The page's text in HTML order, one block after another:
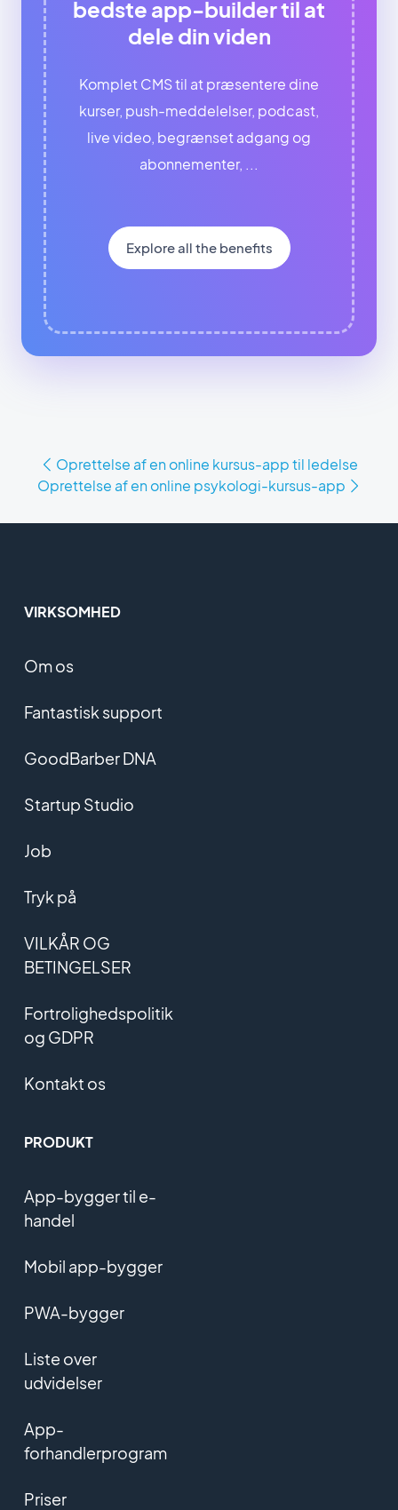
bedste app-builder til at
dele din viden
Komplet CMS til at præsentere dine
kurser, push-meddelelser, podcast,
live video, begrænset adgang og
abonnementer, ...
Explore all the benefits
Oprettelse af en online kursus-app til ledelse
Oprettelse af en online psykologi-kursus-app
VIRKSOMHED
Om os
Fantastisk support
GoodBarber DNA
Startup Studio
Job
Tryk på
VILKÅR OG
BETINGELSER
Fortrolighedspolitik
og GDPR
Kontakt os
PRODUKT
App-bygger til e-
handel
Mobil app-bygger
PWA-bygger
Liste over
udvidelser
App-
forhandlerprogram
Priser